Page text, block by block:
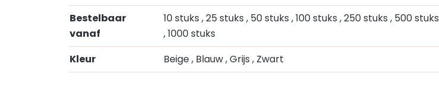
Bestelbaar
vanaf
10 stuks , 25 stuks , 50 stuks , 100 stuks , 250 stuks , 500 stuks
, 1000 stuks
Kleur
Beige, Blauw, Grijs , Zwart